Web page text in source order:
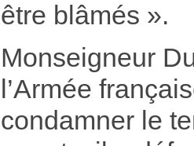
être blâmés ».
Monseigneur
l’Armée
condamner le